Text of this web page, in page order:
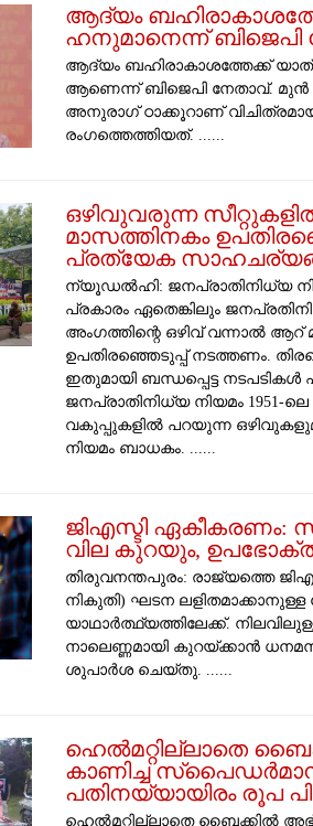
ആദ്യം
ഹനുമാനെന്ന് ബിജെപി
ആദ്യം ബഹിരാകാശത്തേക്ക്
ആണെന്ന് ബിജെപി നേതാവ്. മുൻ
അനുരാഗ് ഠാക്കൂറാണ്
രം​ഗത്തെത്തിയത്. ......
​ഒഴിവുവരുന്ന
മാസത്തിനകം
പ്രത്യേക
​ന്യൂഡൽഹി: ജനപ്രാതിനിധ്യ
പ്രകാരം ഏതെങ്കിലും
അംഗത്തിന്റെ ഒഴിവ് വന്നാൽ ആറ്
ഉപതിരഞ്ഞെടുപ്പ് നടത്തണം.
ഇതുമായി ബന്ധപ്പെട്ട നടപടികൾ
ജനപ്രാതിനിധ്യ നിയമം 1951-ലെ
വകുപ്പുകളിൽ പറയുന്ന
നിയമം ബാധകം. ......
​ജിഎസ്ടി ഏകീകരണം:
വില കുറയും,
തിരുവനന്തപുരം: രാജ്യത്തെ
നികുതി) ഘടന ലളിതമാക്കാനുള്ള
യാഥാർത്ഥ്യത്തിലേക്ക്.
നാലെണ്ണമായി കുറയ്ക്കാൻ
ശുപാർശ ചെയ്തു. ......
ഹെൽമറ്റില്ലാതെ
കാണിച്ച
പതിനയ്യായിരം രൂപ
ഹെൽമറ്റില്ലാതെ ബൈക്കിൽ